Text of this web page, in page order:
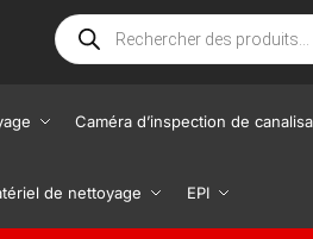
Caméra d’inspection de
de nettoyage EPI